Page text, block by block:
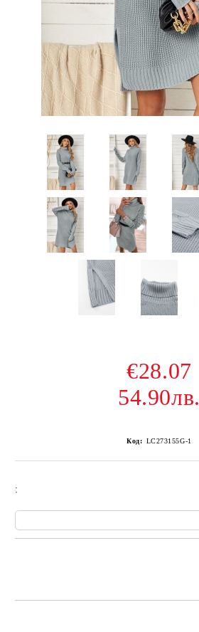
€28.07
54.90лв.
Код: LC273155G-1
: